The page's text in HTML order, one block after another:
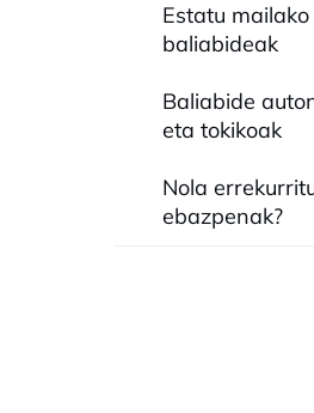
Estatu mailako
baliabideak
Baliabide
eta tokikoak
Nola
ebazpenak?